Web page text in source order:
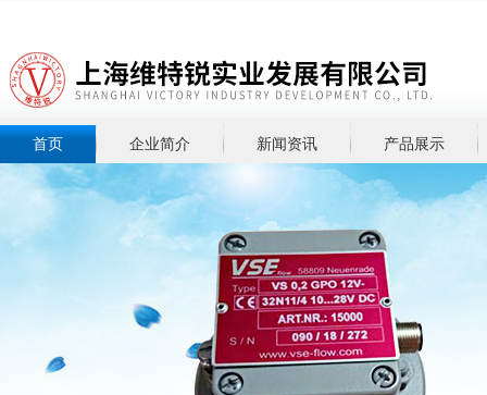
首页 企业简介 新闻资讯 产品展示